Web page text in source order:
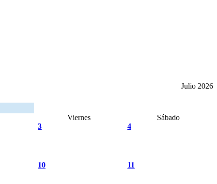
Julio 2026
Viernes
Sábado
3 4
10 11